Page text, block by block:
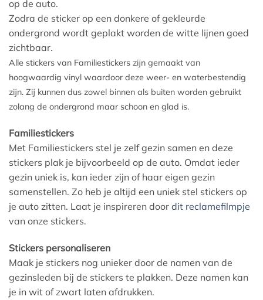
op de auto.
Zodra de sticker op een donkere of gekleurde
ondergrond wordt geplakt worden de witte lijnen goed
zichtbaar.
Alle stickers van Familiestickers zijn gemaakt van
hoogwaardig vinyl waardoor deze weer- en waterbestendig
zijn. Zij kunnen dus zowel binnen als buiten worden gebruikt
zolang de ondergrond maar schoon en glad is.
Familiestickers
Met Familiestickers stel je zelf gezin samen en deze
stickers plak je bijvoorbeeld op de auto. Omdat ieder
gezin uniek is, kan ieder zijn of haar eigen gezin
samenstellen. Zo heb je altijd een uniek stel stickers op
je auto zitten. Laat je inspireren door dit reclamefilmpje
van onze stickers.
Stickers personaliseren
Maak je stickers nog unieker door de namen van de
gezinsleden bij de stickers te plakken. Deze namen kan
je in wit of zwart laten afdrukken.